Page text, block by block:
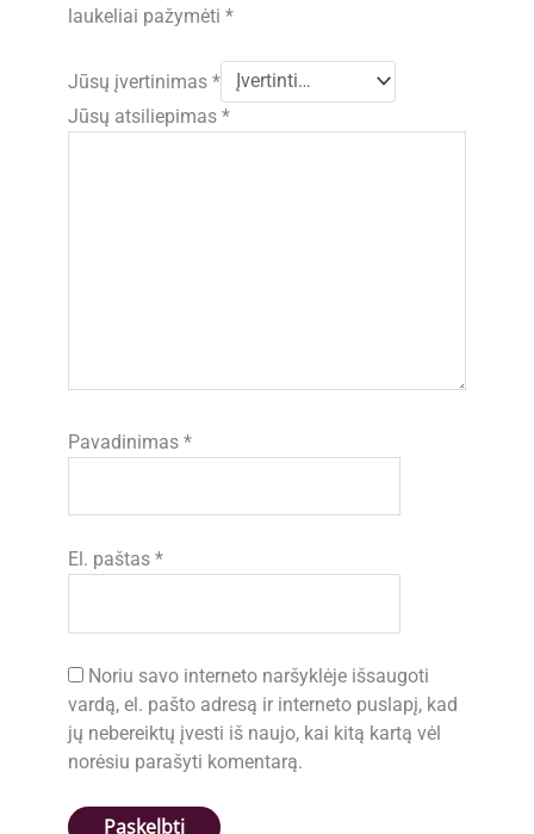
laukeliai pažymėti*
Jūsų įvertinimas*
Jūsų atsiliepimas*
Pavadinimas*
El. paštas*
Noriu savo interneto naršyklėje išsaugoti
vardą, el. pašto adresą ir interneto puslapį, kad
jų nebereiktų įvesti iš naujo, kai kitą kartą vėl
norėsiu parašyti komentarą.